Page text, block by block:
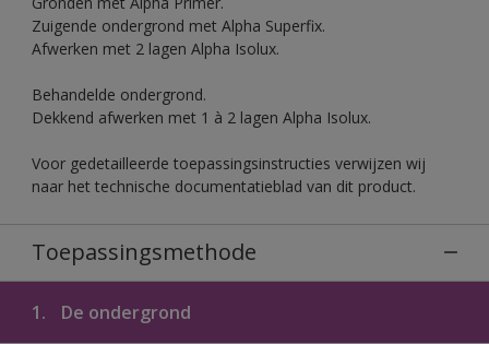
Zuigende ondergrond met Alpha Superfix.
Afwerken met 2 lagen Alpha Isolux.
Behandelde ondergrond.
Dekkend afwerken met 1 à 2 lagen Alpha Isolux.
Voor gedetailleerde toepassingsinstructies verwijzen wij
naar het technische documentatieblad van dit product.
Toepassingsmethode
1. De ondergrond